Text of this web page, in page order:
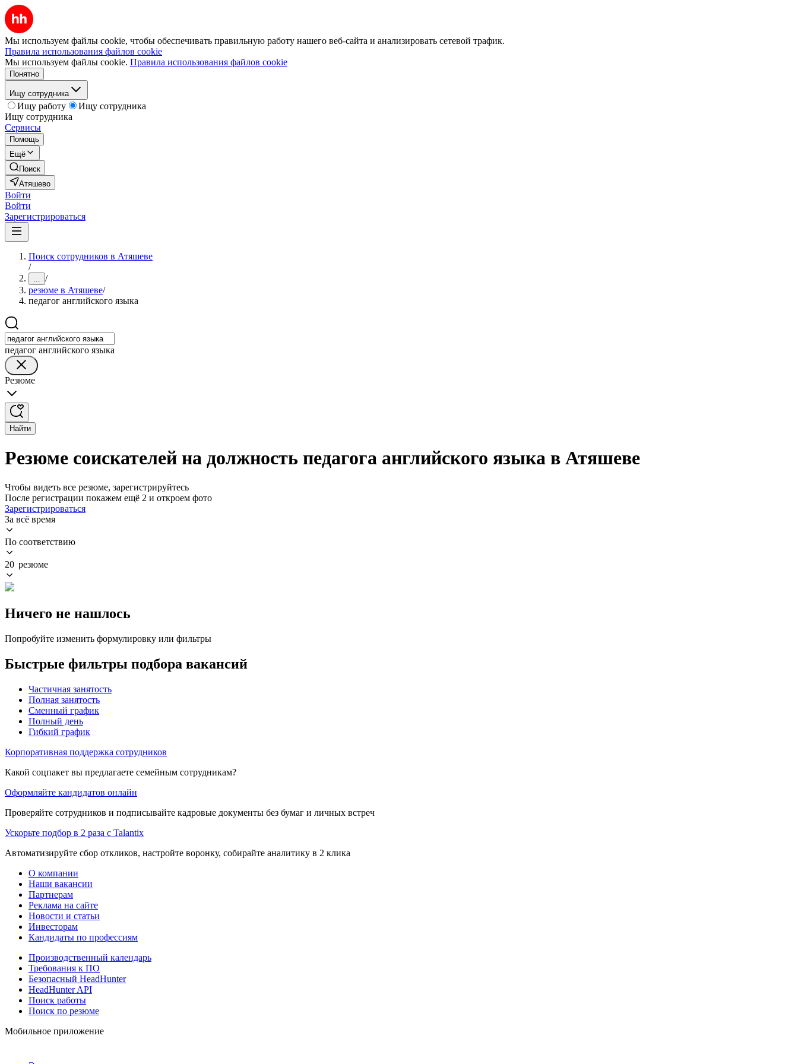
Мы используем файлы cookie, чтобы обеспечивать правильную работу нашего веб-сайта и анализировать сетевой трафик.
Правила использования файлов cookie
Мы используем файлы cookie. Правила использования файлов cookie
Понятно
Ищу сотрудника
Ищу работу
Ищу сотрудника
Ищу сотрудника
Сервисы
Помощь
Ещё
Поиск
Атяшево
Войти
Войти
Зарегистрироваться
Поиск сотрудников в Атяшеве
/
... /
резюме в Атяшеве/
педагог английского языка
педагог английского языка
Резюме
Найти
Резюме соискателей на должность педагога английского языка в Атяшеве
Чтобы видеть все резюме, зарегистрируйтесь
После регистрации покажем ещё 2 и откроем фото
Зарегистрироваться
За всё время
По соответствию
20 резюме
Ничего не нашлось
Попробуйте изменить формулировку или фильтры
Быстрые фильтры подбора вакансий
Частичная занятость
Полная занятость
Сменный график
Полный день
Гибкий график
Корпоративная поддержка сотрудников
Какой соцпакет вы предлагаете семейным сотрудникам?
Оформляйте кандидатов онлайн
Проверяйте сотрудников и подписывайте кадровые документы без бумаг и личных встреч
Ускорьте подбор в 2 раза с Talantix
Автоматизируйте сбор откликов, настройте воронку, собирайте аналитику в 2 клика
О компании
Наши вакансии
Партнерам
Реклама на сайте
Новости и статьи
Инвесторам
Кандидаты по профессиям
Производственный календарь
Требования к ПО
Безопасный HeadHunter
HeadHunter API
Поиск работы
Поиск по резюме
Мобильное приложение